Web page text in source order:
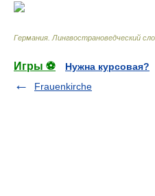
Германия. Лингвострановедческий
Игры ⚽
Нужна курсовая?
Frauenkirche